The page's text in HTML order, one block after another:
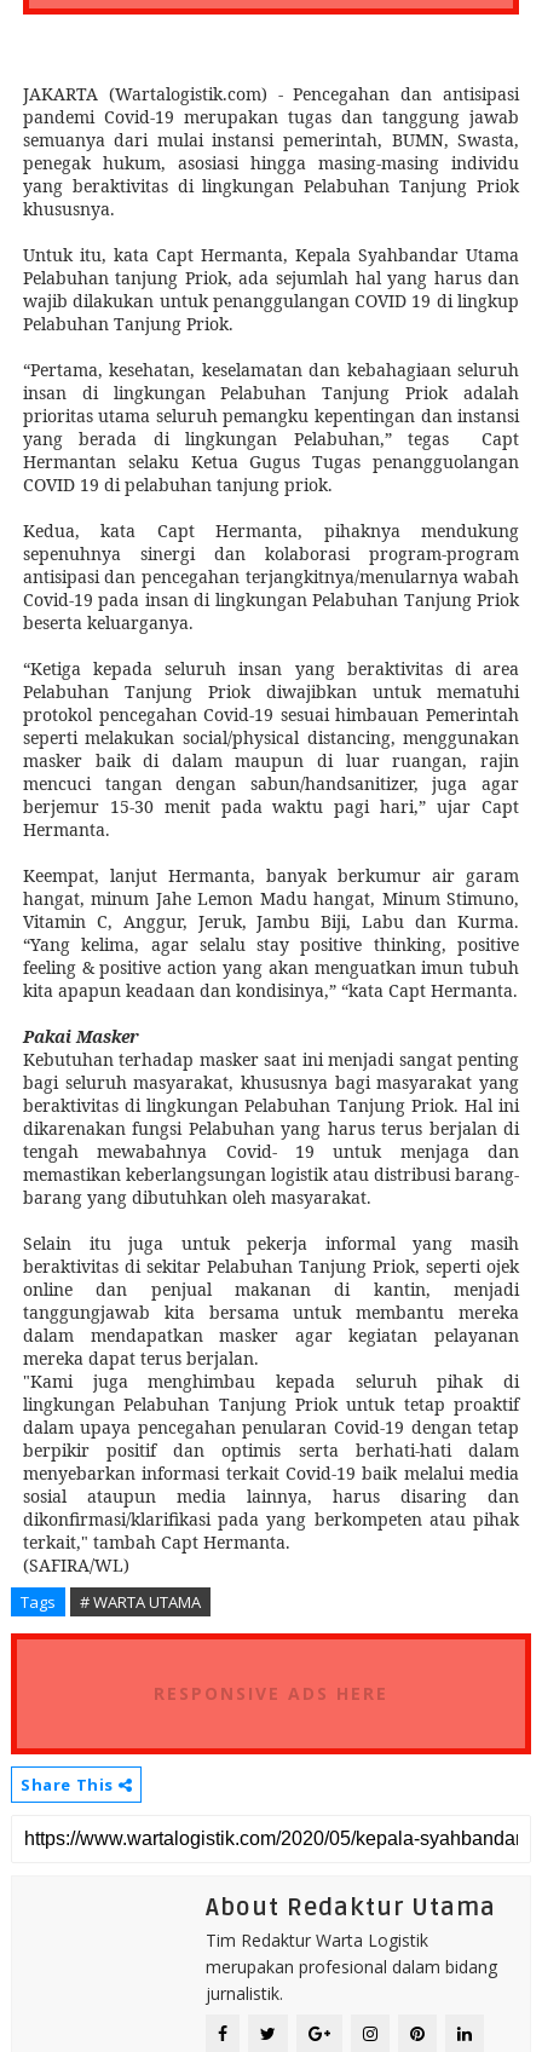
JAKARTA (Wartalogistik.com) - Pencegahan dan antisipasi
pandemi Covid-19 merupakan tugas dan tanggung jawab
semuanya dari mulai instansi pemerintah, BUMN, Swasta,
penegak hukum, asosiasi hingga masing-masing individu
yang beraktivitas di lingkungan Pelabuhan Tanjung Priok
khususnya.
Untuk itu, kata Capt Hermanta, Kepala Syahbandar Utama
Pelabuhan tanjung Priok, ada sejumlah hal yang harus dan
wajib dilakukan untuk penanggulangan COVID 19 di lingkup
Pelabuhan Tanjung Priok.
“Pertama, kesehatan, keselamatan dan kebahagiaan seluruh
insan di lingkungan Pelabuhan Tanjung Priok adalah
prioritas utama seluruh pemangku kepentingan dan instansi
yang berada di lingkungan Pelabuhan,” tegas
Capt
Hermantan selaku Ketua Gugus Tugas penangguolangan
COVID 19 di pelabuhan tanjung priok.
Kedua, kata Capt Hermanta, pihaknya mendukung
sepenuhnya sinergi dan kolaborasi program-program
antisipasi dan pencegahan terjangkitnya/menularnya wabah
Covid-19 pada insan di lingkungan Pelabuhan Tanjung Priok
beserta keluarganya.
“Ketiga kepada seluruh insan yang beraktivitas di area
Pelabuhan Tanjung Priok diwajibkan untuk mematuhi
protokol pencegahan Covid-19 sesuai himbauan Pemerintah
seperti melakukan social/physical distancing, menggunakan
masker baik di dalam maupun di luar ruangan, rajin
mencuci tangan dengan sabun/handsanitizer, juga agar
berjemur 15-30 menit pada waktu pagi hari,” ujar Capt
Hermanta.
Keempat, lanjut Hermanta, banyak berkumur air garam
hangat, minum Jahe Lemon Madu hangat, Minum Stimuno,
Vitamin C, Anggur, Jeruk, Jambu Biji, Labu dan Kurma.
“Yang kelima, agar selalu stay positive thinking, positive
feeling & positive action yang akan menguatkan imun tubuh
kita apapun keadaan dan kondisinya,” “kata Capt Hermanta.
Pakai Masker
Kebutuhan terhadap masker saat ini menjadi sangat penting
bagi seluruh masyarakat, khususnya bagi masyarakat yang
beraktivitas di lingkungan Pelabuhan Tanjung Priok. Hal ini
dikarenakan fungsi Pelabuhan yang harus terus berjalan di
tengah mewabahnya Covid- 19 untuk menjaga dan
memastikan keberlangsungan logistik atau distribusi barang-
barang yang dibutuhkan oleh masyarakat.
Selain itu juga untuk pekerja informal yang masih
beraktivitas di sekitar Pelabuhan Tanjung Priok, seperti ojek
online dan penjual makanan di kantin, menjadi
tanggungjawab kita bersama untuk membantu mereka
dalam mendapatkan masker agar kegiatan pelayanan
mereka dapat terus berjalan.
"Kami juga menghimbau kepada seluruh pihak di
lingkungan Pelabuhan Tanjung Priok untuk tetap proaktif
dalam upaya pencegahan penularan Covid-19 dengan tetap
berpikir positif dan optimis serta berhati-hati dalam
menyebarkan informasi terkait Covid-19 baik melalui media
sosial ataupun media lainnya, harus disaring dan
dikonfirmasi/klarifikasi pada yang berkompeten atau pihak
terkait," tambah Capt Hermanta.
(SAFIRA/WL)
Tags # WARTA UTAMA
RESPONSIVE ADS HERE
Share This
About Redaktur Utama
Tim Redaktur Warta Logistik
merupakan profesional dalam bidang
jurnalistik.